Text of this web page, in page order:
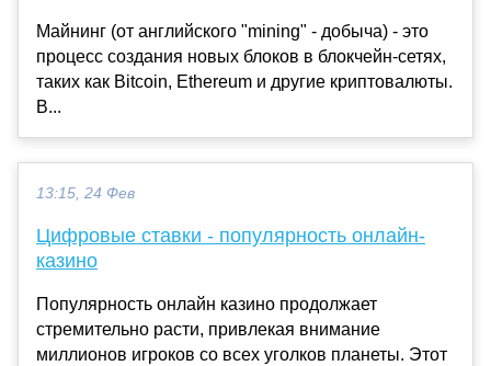
Майнинг (от английского "mining" - добыча) - это
процесс создания новых блоков в блокчейн-сетях,
таких как Bitcoin, Ethereum и другие криптовалюты.
В...
13:15, 24 Фев
Цифровые ставки - популярность онлайн-
казино
Популярность онлайн казино продолжает
стремительно расти, привлекая внимание
миллионов игроков со всех уголков планеты. Этот